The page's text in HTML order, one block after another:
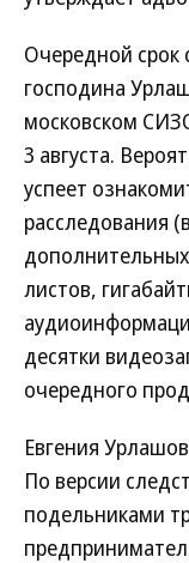
Очередной срок
господина
московском
3 августа.
успеет
расследования
листов,
десятки
очередного
Евгения
По версии
подельниками